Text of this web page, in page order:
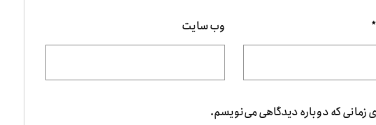
* وب‌ سایت
زمانی که دوباره دیدگاهی می‌نویسم.